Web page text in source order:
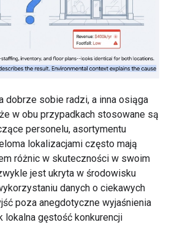
dobrze sobie radzi, a inna osiąga
w obu przypadkach stosowane są
personelu, asortymentu
lokalizacjami często mają
różnic w skuteczności w swoim
jest ukryta w środowisku
danych o ciekawych
poza anegdotyczne wyjaśnienia
lokalna gęstość konkurencji